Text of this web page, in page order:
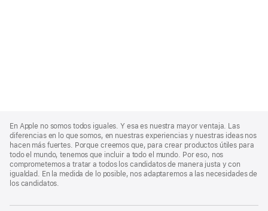
Footer
En Apple no somos todos iguales. Y esa es nuestra mayor ventaja. Las
diferencias en lo que somos, en nuestras experiencias y nuestras ideas nos
hacen más fuertes. Porque creemos que, para crear productos útiles para
todo el mundo, tenemos que incluir a todo el mundo. Por eso, nos
comprometemos a tratar a todos los candidatos de manera justa y con
igualdad. En la medida de lo posible, nos adaptaremos a las necesidades de
los candidatos.